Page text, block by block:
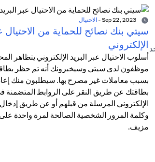
- الاحتيال
سيتي بنك نصائح للحماية من الاحتيال
الإلكتروني
أسلوب الاحتيال عبر البريد الإلكتروني يتظاهر
موظفون لدى سيتي وسيخبرونك أنه تم حظر
بسبب معاملات غير مصرح بها. سيطلبون منك
بطاقتك عن طريق النقر على الروابط المتضمنة
الإلكتروني المرسلة من قبلهم أو عن طريق
وكلمة المرور الشخصية الصالحة لمرة واحدة
مزيف.